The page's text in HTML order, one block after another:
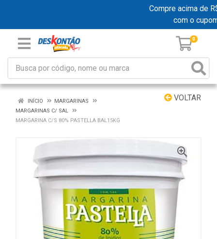
Compre acima de
com o
0
VOLTAR
INÍCIO
MARGARINAS
MARGARINAS C/ SAL
MARGARINA C/S 80% PASTELLA BAL15KG